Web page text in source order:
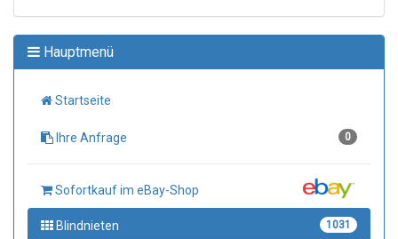
Hauptmenü
Startseite
Ihre Anfrage 0
Sofortkauf im eBay-Shop
Blindnieten 1031